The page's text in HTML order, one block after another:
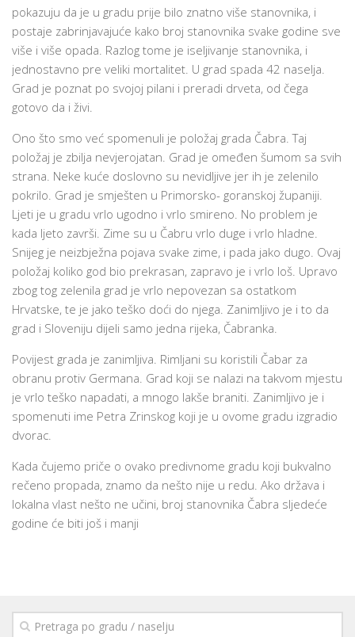
pokazuju da je u gradu prije bilo znatno više stanovnika, i
postaje zabrinjavajuće kako broj stanovnika svake godine sve
više i više opada. Razlog tome je iseljivanje stanovnika, i
jednostavno pre veliki mortalitet. U grad spada 42 naselja.
Grad je poznat po svojoj pilani i preradi drveta, od čega
gotovo da i živi.
Ono što smo već spomenuli je položaj grada Čabra. Taj
položaj je zbilja nevjerojatan. Grad je omeđen šumom sa svih
strana. Neke kuće doslovno su nevidljive jer ih je zelenilo
pokrilo. Grad je smješten u Primorsko- goranskoj županiji.
Ljeti je u gradu vrlo ugodno i vrlo smireno. No problem je
kada ljeto završi. Zime su u Čabru vrlo duge i vrlo hladne.
Snijeg je neizbježna pojava svake zime, i pada jako dugo. Ovaj
položaj koliko god bio prekrasan, zapravo je i vrlo loš. Upravo
zbog tog zelenila grad je vrlo nepovezan sa ostatkom
Hrvatske, te je jako teško doći do njega. Zanimljivo je i to da
grad i Sloveniju dijeli samo jedna rijeka, Čabranka.
Povijest grada je zanimljiva. Rimljani su koristili Čabar za
obranu protiv Germana. Grad koji se nalazi na takvom mjestu
je vrlo teško napadati, a mnogo lakše braniti. Zanimljivo je i
spomenuti ime Petra Zrinskog koji je u ovome gradu izgradio
dvorac.
Kada čujemo priče o ovako predivnome gradu koji bukvalno
rečeno propada, znamo da nešto nije u redu. Ako država i
lokalna vlast nešto ne učini, broj stanovnika Čabra sljedeće
godine će biti još i manji